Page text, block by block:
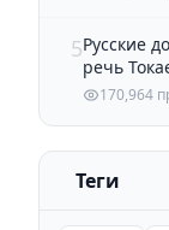
5Русские
речь
170,964
Теги